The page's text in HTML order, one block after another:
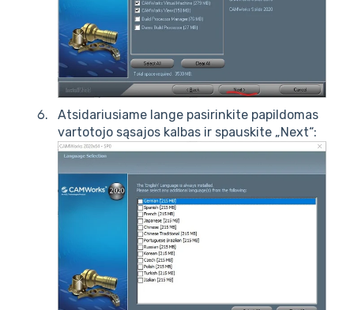
Atsidariusiame lange pasirinkite papildomas
vartotojo sąsajos kalbas ir spauskite „Next“: